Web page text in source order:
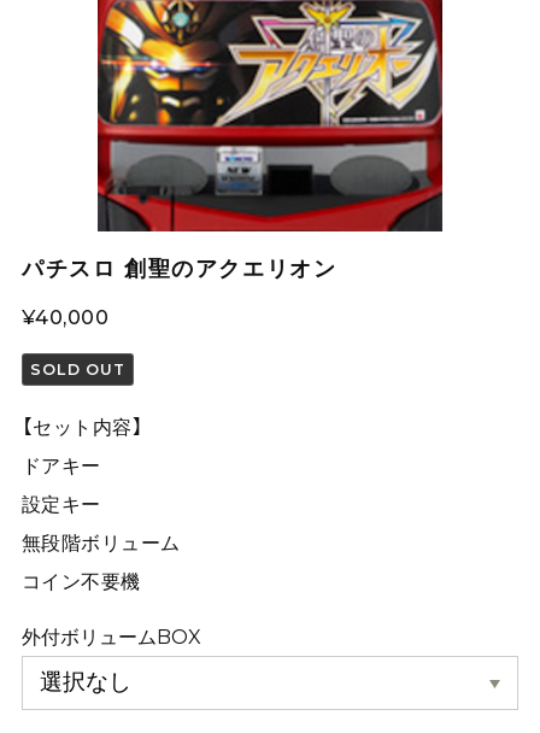
パチスロ 創聖のアクエリオン
¥40,000
SOLD OUT
【セット内容】
ドアキー
設定キー
無段階ボリューム
コイン不要機
外付ボリュームBOX